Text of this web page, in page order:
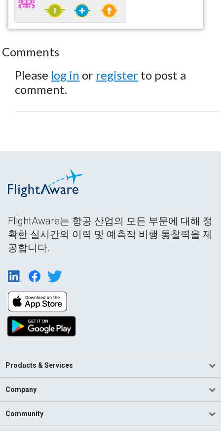
Comments
Please log in or register to post a
comment.
FlightAware는 항공 산업의 모든 부문에 대해 정
확한 실시간의 이력 및 예측적 비행 통찰력을 제
공합니다.
Products & Services
Company
Community